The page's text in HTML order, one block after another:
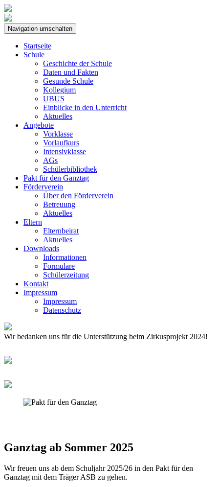
Navigation umschalten
Startseite
Schule
Geschichte der Schule
Daten und Fakten
Gesunde Schule
Kollegium
UBUS
Einblicke in den Unterricht
Aktuelles
Angebote
Vorklasse
Vorlaufkurs
Intensivklasse
AGs
Schülerbibliothek
Pakt für den Ganztag
Förderverein
Über den Förderverein
Betreuung
Aktuelles
Eltern
Elternbeirat
Aktuelles
Downloads
Informationen
Formulare
Schülerzeitung
Kontakt
Impressum
Impressum
Datenschutz
Wir bedanken uns für die Unterstützung beim Zirkusprojekt 2024!
Ganztag ab Sommer 2025
Wir freuen uns ab dem Schuljahr 2025/26 in den Pakt für den
Ganztag mit dem Träger ASB zu gehen.